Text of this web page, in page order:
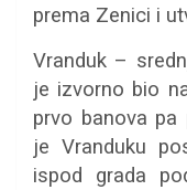
prema Zenici i
Vranduk –
je izvorno bio
prvo banova pa
je Vranduku
ispod grada